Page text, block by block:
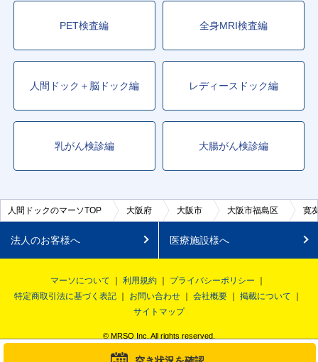
PET検査編 全身MRI検査編
人間ドック＋脳ドック編 レディースドック編
乳がん検診編 大腸がん検診編
人間ドックのマーソTOP 大阪府 大阪市 大阪市福島区 寛
法人のお客様へ 医療施設様へ
マーソについて 利用規約
プライバシーポリシー
特定商取引法に基づく表記
お問い合わせ 会社概要
掲載について
サイトマップ
© MRSO Inc. All rights reserved.